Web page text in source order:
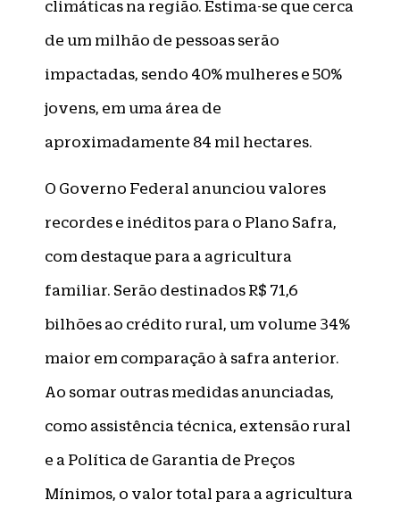
climáticas na região. Estima-se que cerca
de um milhão de pessoas serão
impactadas, sendo 40% mulheres e 50%
jovens, em uma área de
aproximadamente 84 mil hectares.
O Governo Federal anunciou valores
recordes e inéditos para o Plano Safra,
com destaque para a agricultura
familiar. Serão destinados R$ 71,6
bilhões ao crédito rural, um volume 34%
maior em comparação à safra anterior.
Ao somar outras medidas anunciadas,
como assistência técnica, extensão rural
e a Política de Garantia de Preços
Mínimos, o valor total para a agricultura